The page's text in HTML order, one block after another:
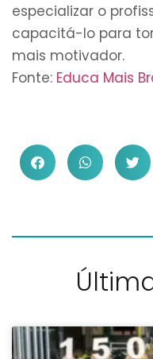
especializar o
capacitá-lo para
mais motivador.
Fonte: Educa Mais